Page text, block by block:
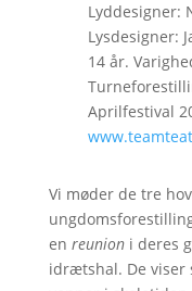
Lyddesigner:
Lysdesigner:
14 år.
Aprilfestival
Vi møder de tre
ungdomsforestilling
en reunion i deres
idrætshal. De viser